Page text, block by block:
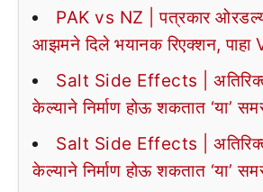
PAK vs NZ | पत्रकार
आझमने दिले भयानक रिएक्शन, पाहा
Salt Side Effects |
केल्याने निर्माण होऊ शकतात ‘या’
Salt Side Effects |
केल्याने निर्माण होऊ शकतात ‘या’